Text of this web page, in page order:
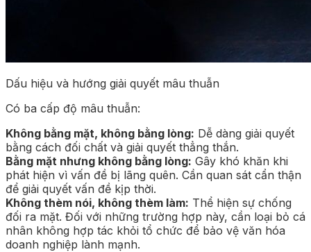
Dấu hiệu và hướng giải quyết mâu thuẫn
Có ba cấp độ mâu thuẫn:
Không bằng mặt, không bằng lòng: Dễ dàng giải quyết
bằng cách đối chất và giải quyết thẳng thắn.
Bằng mặt nhưng không bằng lòng: Gây khó khăn khi
phát hiện vì vấn đề bị lãng quên. Cần quan sát cẩn thận
để giải quyết vấn đề kịp thời.
Không thèm nói, không thèm làm: Thể hiện sự chống
đối ra mặt. Đối với những trường hợp này, cần loại bỏ cá
nhân không hợp tác khỏi tổ chức để bảo vệ văn hóa
doanh nghiệp lành mạnh.